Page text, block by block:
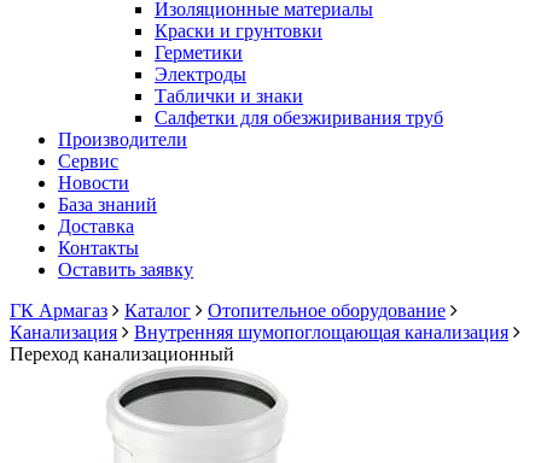
Изоляционные материалы
Краски и грунтовки
Герметики
Электроды
Таблички и знаки
Салфетки для обезжиривания труб
Производители
Сервис
Новости
База знаний
Доставка
Контакты
Оставить заявку
ГК Армагаз
Каталог
Отопительное оборудование
Канализация
Внутренняя шумопоглощающая канализация
Переход канализационный